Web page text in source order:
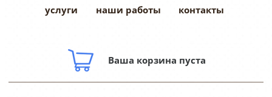
услуги наши работы контакты
Ваша корзина пуста